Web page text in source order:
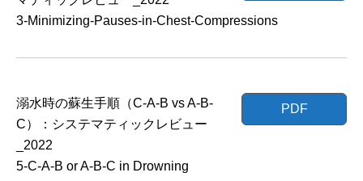
3-Minimizing-Pauses-in-Chest-Compressions
PDF
溺水時の蘇生手順（C-A-B vs A-B-
C）：システマティックレビュー
_2022
5-C-A-B or A-B-C in Drowning